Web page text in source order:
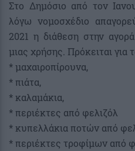
Στο Δημόσιο από τον
λόγω νομοσχέδιο
2021 η διάθεση στην
μιας χρήσης. Πρόκειται για
* μαχαιροπίρουνα,
* πιάτα,
* καλαμάκια,
* περιέκτες από φελιζόλ
* κυπελλάκια ποτών από
* περιέκτες τροφίμων από